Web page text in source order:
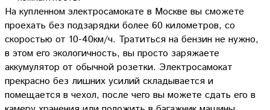
На купленном электросамокате в Москве вы сможете
проехать без подзарядки более 60 километров, со
скоростью от 10-40км/ч. Тратиться на бензин не нужно,
в этом его экологичность, вы просто заряжаете
аккумулятор от обычной розетки. Электросамокат
прекрасно без лишних усилий складывается и
помещается в чехол, после чего вы можете сдать его в